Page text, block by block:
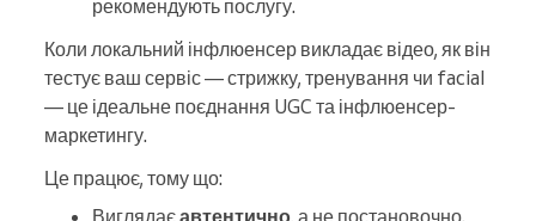
рекомендують послугу.
Коли локальний інфлюенсер викладає відео, як він
тестує ваш сервіс — стрижку, тренування чи facial
— це ідеальне поєднання UGC та інфлюенсер-
маркетингу.
Це працює, тому що:
Виглядаєавтентично, а не постановочно.